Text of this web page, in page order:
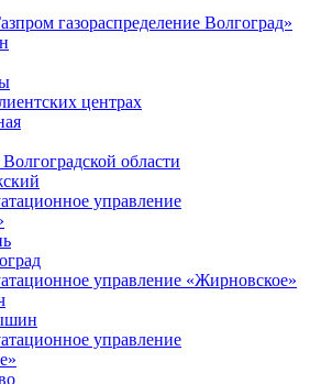
газораспределение Волгоград»
центрах
области
управление
управление «Жирновское»
управление